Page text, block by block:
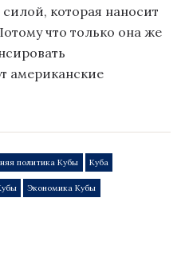
которая наносит
что только она же
американские
политика Кубы Куба
Экономика Кубы